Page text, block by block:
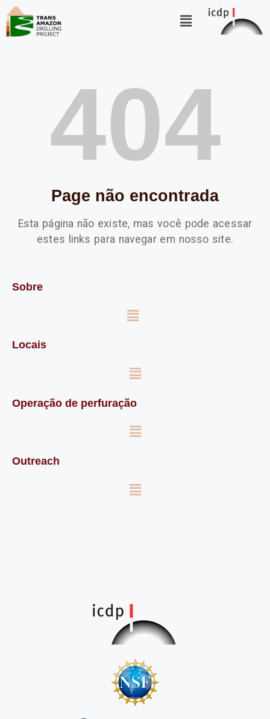
404
Page não encontrada
Esta página não existe, mas você pode acessar
estes links para navegar em nosso site.
Sobre
Locais
Operação de perfuração
Outreach